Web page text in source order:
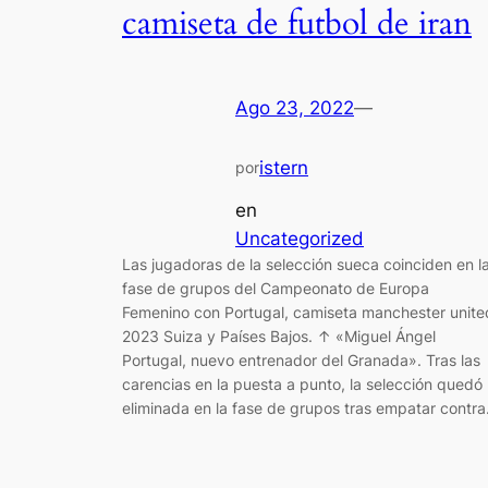
camiseta de futbol de iran
Ago 23, 2022—
poristern
en
Uncategorized
Las jugadoras de la selección sueca coinciden en la
fase de grupos del Campeonato de Europa
Femenino con Portugal, camiseta manchester
2023 Suiza y Países Bajos. ↑ «Miguel Ángel
Portugal, nuevo entrenador del Granada». Tras las
carencias en la puesta a punto, la selección quedó
eliminada en la fase de grupos tras empatar